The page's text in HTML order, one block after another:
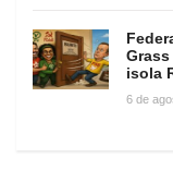
isola
6 de